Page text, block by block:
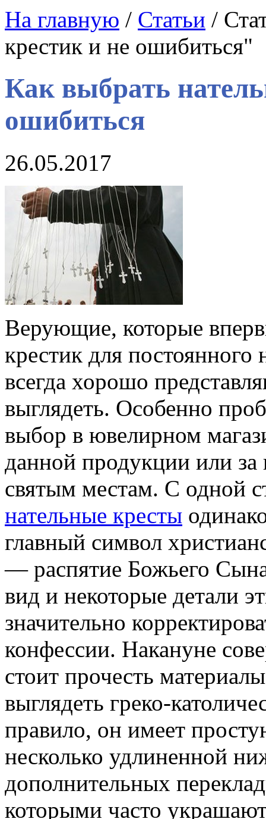
На главную / Статьи /
крестик и не ошибиться"
Как выбрать
ошибиться
26.05.2017
Верующие, которые
крестик для
всегда хорошо
выглядеть. Особенно
выбор в ювелирном
данной продукции или за
святым местам. С одной
нательные кресты
главный символ
— распятие Божьего
вид и некоторые детали
значительно
конфессии. Накануне
стоит прочесть
выглядеть греко-
правило, он имеет
несколько удлиненной
дополнительных
которыми часто